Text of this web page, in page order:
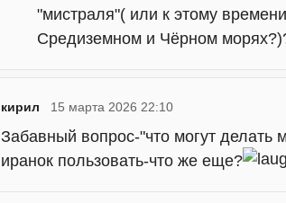
"мистраля"( или к этому
Средиземном и Чёрном
кирил 15 марта 2026 22:10
Забавный вопрос-"что могут делать
иранок пользовать-что же еще?